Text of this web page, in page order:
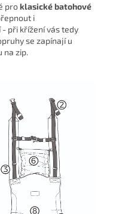
proklasické batohové
i
- při křížení vás tedy
se zapínají u
na zip.